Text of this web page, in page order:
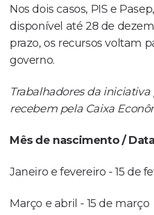
Nos dois casos, PIS e
disponível até 28 de
prazo, os recursos voltam
governo.
Trabalhadores da
recebem pela Caixa
Mês de nascimento /
Janeiro e fevereiro - 15 de
Março e abril - 15 de março